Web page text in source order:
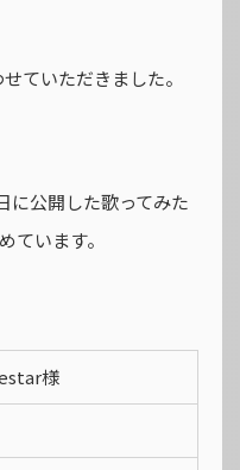
ていただきました。
に公開した歌ってみた
ています。
様